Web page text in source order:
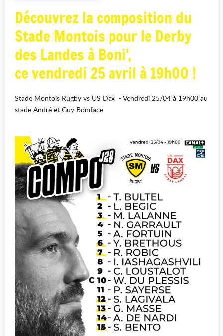
Découvrez la composition du
Stade Montois pour le Derby
des Landes à Boni',
ce vendredi 25 avril à 19h00 !
Stade Montois Rugby vs US Dax - Vendredi 25/04 à 19h00 au
stade André et Guy Boniface